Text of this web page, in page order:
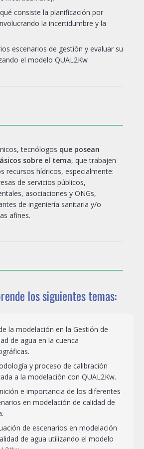
consiste la planificación por
la incertidumbre y la
escenarios de gestión y evaluar su
el modelo QUAL2Kw
tecnólogos que posean
sobre el tema, que trabajen
recursos hídricos, especialmente:
de servicios públicos,
asociaciones y ONGs,
de ingeniería sanitaria y/o
afines.
los siguientes temas:
la modelación en la Gestión de
de agua en la cuenca
y proceso de calibración
a la modelación con QUAL2Kw.
e importancia de los diferentes
en modelación de calidad de
de escenarios en modelación
de agua utilizando el modelo